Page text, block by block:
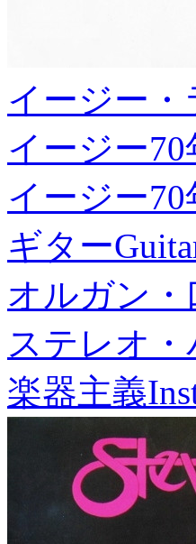
イージー・
イージー70
イージー70
ギター
オルガン・
ステレオ
楽器主義